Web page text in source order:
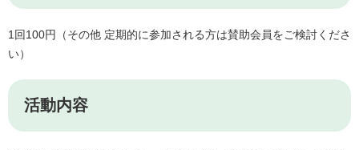
1回100円（その他 定期的に参加される方は賛助会員をご検討くださ
い）
活動内容​